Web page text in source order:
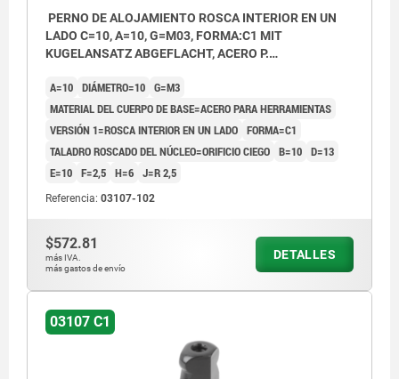
PERNO DE ALOJAMIENTO ROSCA INTERIOR EN UN
LADO C=10, A=10, G=M03, FORMA:C1 MIT
KUGELANSATZ ABGEFLACHT, ACERO P.
A=10 DIÁMETRO=10 G=M3
MATERIAL DEL CUERPO DE BASE=ACERO PARA HERRAMIENTAS
VERSIÓN 1=ROSCA INTERIOR EN UN LADO FORMA=C1
TALADRO ROSCADO DEL NÚCLEO=ORIFICIO CIEGO B=10 D=13
E=10 F=2,5 H=6 J=R 2,5
Referencia: 03107-102
$572.81
más IVA.
más gastos de envío
DETALLES
03107 C1